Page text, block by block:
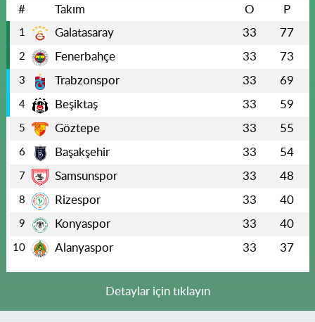
# Takım O P
1 Galatasaray 33 77
2 Fenerbahçe 33 73
3 Trabzonspor 33 69
4 Beşiktaş 33 59
5 Göztepe 33 55
6 Başakşehir 33 54
7 Samsunspor 33 48
8 Rizespor 33 40
9 Konyaspor 33 40
10 Alanyaspor 33 37
Detaylar için tıklayın